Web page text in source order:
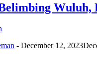
Wuluh,
- December 12, 2023